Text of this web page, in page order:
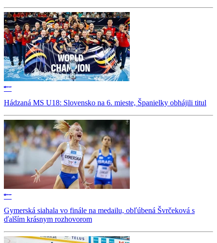
Hádzaná MS U18: Slovensko na 6. mieste, Španielky obhájili titul
Gymerská siahala vo finále na medailu, obľúbená Švrčeková s
ďalším krásnym rozhovorom